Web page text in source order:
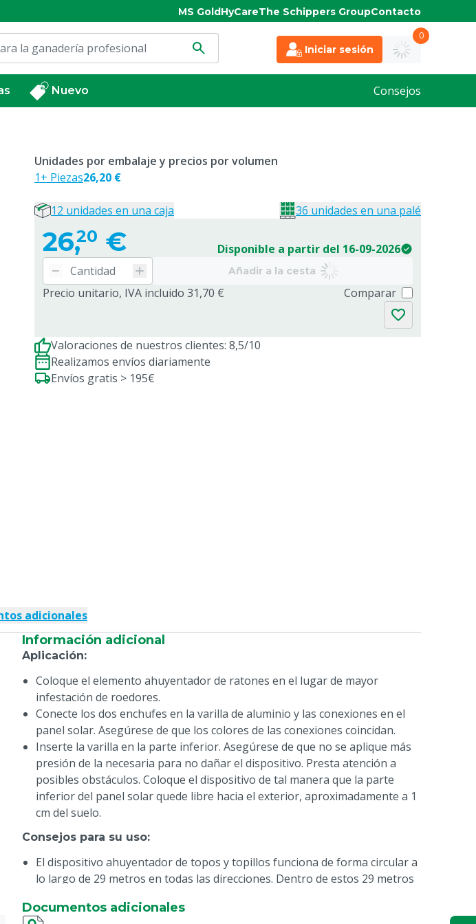
MS GoldHyCareThe Schippers GroupContacto
Iniciar sesión
0
Nuevo Consejos
26,20 € Disponible a partir del 16-09-2026
Añadir a la cesta
Precio unitario, IVA incluido 31,70 € Comparar
Unidades por embalaje y precios por volumen
1+ Piezas26,20 €
12 unidades en una caja 36 unidades en una palé
Valoraciones de nuestros clientes: 8,5/10
Realizamos envíos diariamente
Envíos gratis > 195€
adicionales
Información adicional
Aplicación:
Coloque el elemento ahuyentador de ratones en el lugar de mayor
infestación de roedores.
Conecte los dos enchufes en la varilla de aluminio y las conexiones en el
panel solar. Asegúrese de que los colores de las conexiones coincidan.
Inserte la varilla en la parte inferior. Asegúrese de que no se aplique más
presión de la necesaria para no dañar el dispositivo. Presta atención a
posibles obstáculos. Coloque el dispositivo de tal manera que la parte
inferior del panel solar quede libre hacia el exterior, aproximadamente a 1
cm del suelo.
Consejos para su uso:
El dispositivo ahuyentador de topos y topillos funciona de forma circular a
lo largo de 29 metros en todas las direcciones. Dentro de estos 29 metros
Para lograr los mejores resultados, se recomienda utilizar dos unidades de
Documentos adicionales